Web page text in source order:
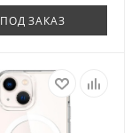
ПОД ЗАКАЗ